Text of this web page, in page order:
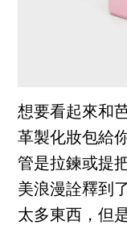
想要看起來和
革製化妝包給
管是拉鍊或提
美浪漫詮釋到
太多東西，但